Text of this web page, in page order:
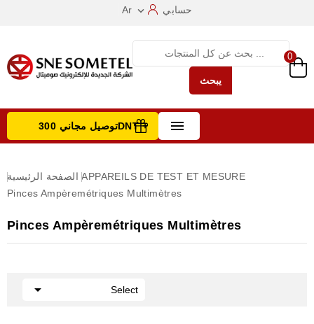
Ar  حسابي
يبحث
0
 توصيل مجاني 300DNT +
الصفحة الرئيسية APPAREILS DE TEST ET MESURE
Pinces Ampèremétriques Multimètres
Pinces Ampèremétriques Multimètres
Select
